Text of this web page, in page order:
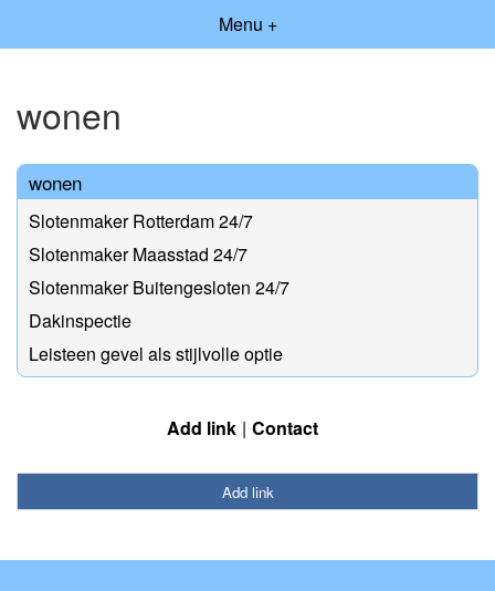
Menu +
wonen
wonen
Slotenmaker Rotterdam 24/7
Slotenmaker Maasstad 24/7
Slotenmaker Buitengesloten 24/7
Dakinspectie
Leisteen gevel als stijlvolle optie
Add link Contact
Add link